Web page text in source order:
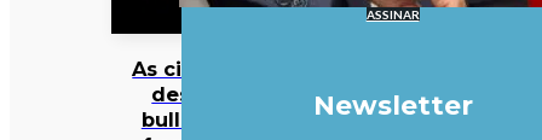
As cinzas
deste
bulldog
ASSINAR
Newsletter